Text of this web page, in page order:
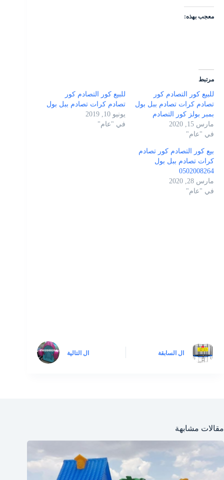
معجب بهذه:
مرتبط
للبيع كور التصادم كور
تصادم كرات تصادم ببل بول
بمبر بولز كور التصادم
مارس 15, 2020
في "عام"
للبيع كور التصادم كور
تصادم كرات تصادم ببل بول
يونيو 10, 2019
في "عام"
بيع كور التصادم كور تصادم
كرات تصادم ببل بول
0502008264
مارس 28, 2020
في "عام"
ال السابقة ال التالية
مقالات مشابهة